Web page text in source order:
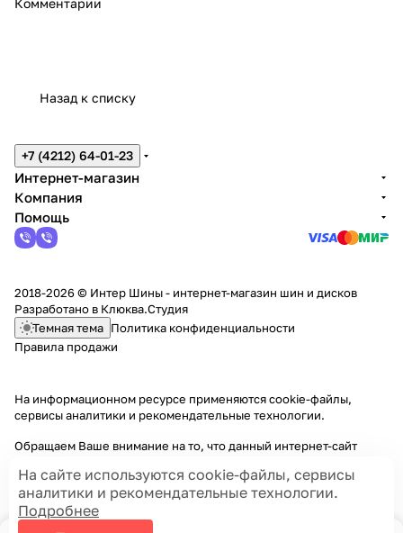
Назад к списку
+7 (4212) 64-01-23
Интернет-магазин
Компания
Помощь
2018-2026 © Интер Шины - интернет-магазин шин и дисков
Разработано в Клюква.Студия
Темная тема Политика конфиденциальности
Правила продажи
На информационном ресурсе применяютсяcookie-файлы,
сервисы аналитики и рекомендательные технологии.
Обращаем Ваше внимание на то, что данный интернет-сайт
условиях информационные материалы и цены, размещенные на
сайте, не являются публичной офертой, определяемой
положениями Статей 435 и 437 Гражданского кодекса РФ.
На сайте используются cookie-файлы, сервисы
аналитики и рекомендательные технологии.
Подробнее